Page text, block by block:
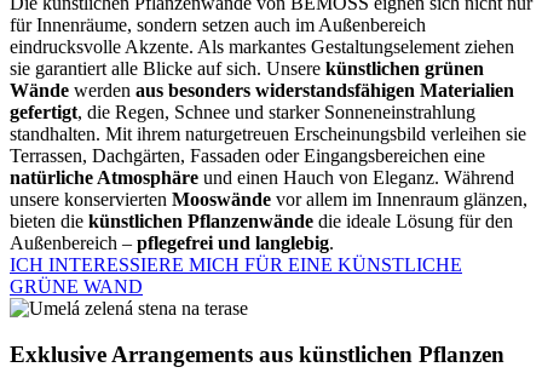
für Innenräume, sondern setzen auch im Außenbereich
eindrucksvolle Akzente. Als markantes Gestaltungselement ziehen
sie garantiert alle Blicke auf sich. Unsere künstlichen grünen
Wände werden aus besonders widerstandsfähigen Materialien
gefertigt, die Regen, Schnee und starker Sonneneinstrahlung
standhalten. Mit ihrem naturgetreuen Erscheinungsbild verleihen sie
Terrassen, Dachgärten, Fassaden oder Eingangsbereichen eine
natürliche Atmosphäre und einen Hauch von Eleganz. Während
unsere konservierten Mooswände vor allem im Innenraum glänzen,
bieten die künstlichen Pflanzenwände die ideale Lösung für den
Außenbereich – pflegefrei und langlebig.
ICH INTERESSIERE MICH FÜR EINE KÜNSTLICHE
GRÜNE WAND
Exklusive Arrangements aus künstlichen Pflanzen